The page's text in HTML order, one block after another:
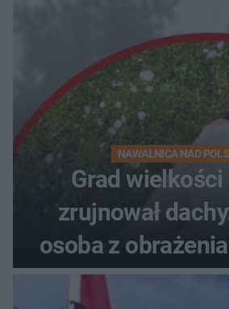
NAWAŁNICA NAD
Grad
zrujnował
osoba z
do